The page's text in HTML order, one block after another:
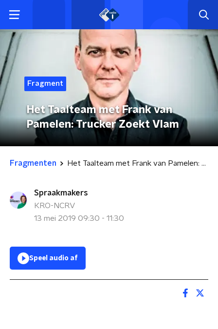
Fragment
Het Taalteam met Frank van
Pamelen: Trucker Zoekt Vlam
Fragmenten Het Taalteam met Frank van Pamelen: Trucker Zoekt Vlam
Spraakmakers
KRO-NCRV
13 mei 2019 09:30 - 11:30
Speel audio af